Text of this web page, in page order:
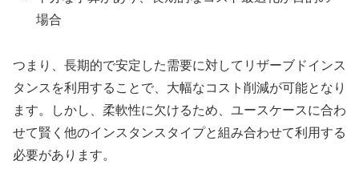
場合
つまり、長期的で安定した需要に対してリザーブドインス
タンスを利用することで、大幅なコスト削減が可能となり
ます。しかし、柔軟性に欠けるため、ユースケースに合わ
せて賢く他のインスタンスタイプと組み合わせて利用する
必要があります。